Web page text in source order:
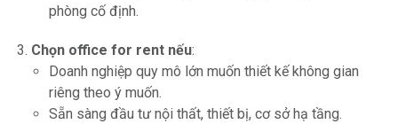
phòng cố định.
Chọn office for rent nếu:
Doanh nghiệp quy mô lớn muốn thiết kế không gian
riêng theo ý muốn.
Sẵn sàng đầu tư nội thất, thiết bị, cơ sở hạ tầng.